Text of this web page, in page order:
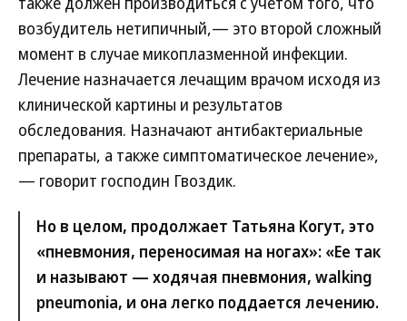
возбудитель нетипичный,— это второй сложный
момент в случае микоплазменной инфекции.
Лечение назначается лечащим врачом исходя из
клинической картины и результатов
обследования. Назначают антибактериальные
препараты, а также симптоматическое лечение»,
— говорит господин Гвоздик.
Но в целом, продолжает Татьяна Когут, это
«пневмония, переносимая на ногах»: «Ее так
и называют — ходячая пневмония, walking
pneumonia, и она легко поддается лечению.